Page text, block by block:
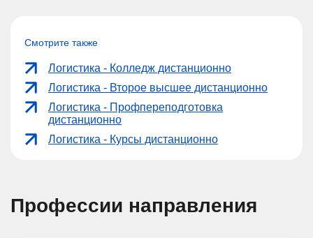
Смотрите также
Логистика - Колледж дистанционно
Логистика - Второе высшее дистанционно
Логистика - Профпереподготовка
дистанционно
Логистика - Курсы дистанционно
Профессии направления